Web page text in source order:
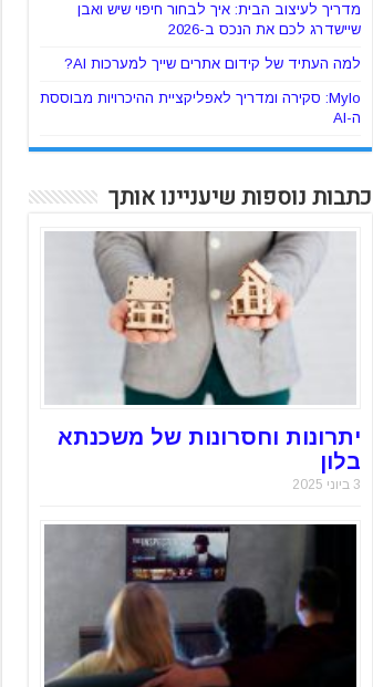
מדריך לעיצוב הבית: איך לבחור חיפוי שיש ואבן
שיישדרג לכם את הנכס ב-2026
למה העתיד של קידום אתרים שייך למערכות AI?
Mylo: סקירה ומדריך לאפליקציית ההיכרויות מבוססת
ה-AI
כתבות נוספות שיעניינו אותך
יתרונות וחסרונות של משכנתא
בלון
3 ביוני 2025